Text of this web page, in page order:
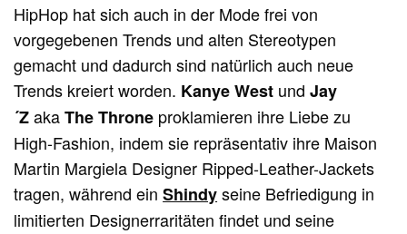
HipHop hat sich auch in der Mode frei von
vorgegebenen Trends und alten Stereotypen
gemacht und dadurch sind natürlich auch neue
Trends kreiert worden. Kanye West undJay
´ZakaThe Throne proklamieren ihre Liebe zu
High-Fashion, indem sie repräsentativ ihre Maison
Martin Margiela Designer Ripped-Leather-Jackets
tragen, während einShindyseine Befriedigung in
limitierten Designerraritäten findet und seine